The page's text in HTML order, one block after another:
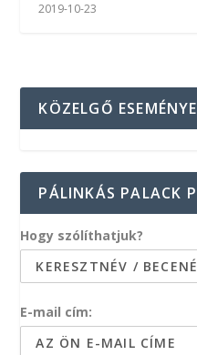
2019-10-23
KÖZELGŐ
PÁLINKÁS PALACK
Hogy szólíthatjuk?
E-mail cím: